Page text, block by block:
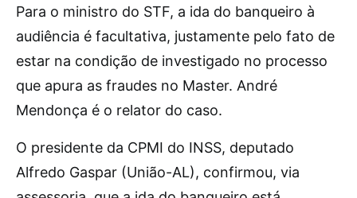
Para o ministro do STF, a ida do banqueiro à
audiência é facultativa, justamente pelo fato de
estar na condição de investigado no processo
que apura as fraudes no Master. André
Mendonça é o relator do caso.
O presidente da CPMI do INSS, deputado
Alfredo Gaspar (União-AL), confirmou, via